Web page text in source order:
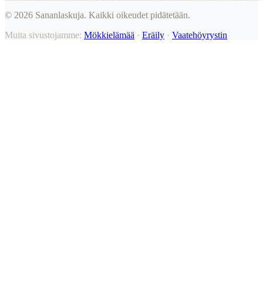
© 2026 Sananlaskuja. Kaikki oikeudet pidätetään.
Muita sivustojamme: Mökkielämää · Eräily · Vaatehöyrystin